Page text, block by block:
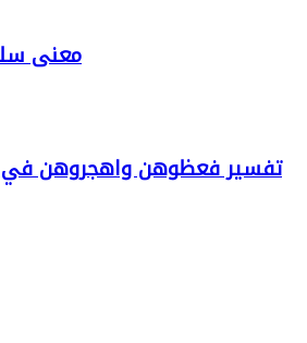
معنى
تفسير فعظوهن واهجروهن في